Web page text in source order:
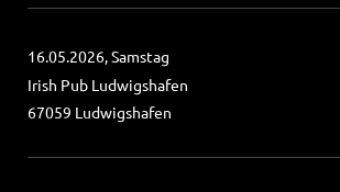
16.05.2026, Samstag
Irish Pub Ludwigshafen
67059 Ludwigshafen